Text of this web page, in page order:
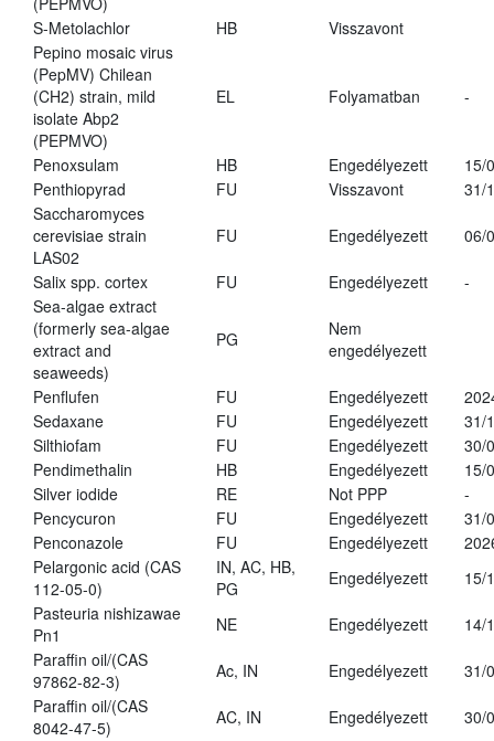
S-Metolachlor HB
Visszavont
Pepino mosaic virus
(PepMV) Chilean
(CH2) strain, mild
isolate Abp2
(PEPMVO)
EL Folyamatban -
Penoxsulam HB Engedélyezett
15/
Penthiopyrad
FU Visszavont
31/
Saccharomyces
cerevisiae strain
LAS02
FU Engedélyezett 06/
Salix spp. cortex FU Engedélyezett
-
Sea-algae extract
(formerly sea-algae
extract and
seaweeds)
PG
Nem
engedélyezett
Penflufen FU Engedélyezett
Sedaxane
FU Engedélyezett
31/
Silthiofam
FU Engedélyezett
30/
Pendimethalin
HB Engedélyezett
15/
Silver iodide
RE Not PPP
-
Pencycuron
FU Engedélyezett
31/
Penconazole
FU Engedélyezett
Pelargonic acid (CAS
112-05-0)
IN, AC, HB,
PG
Engedélyezett
15/
Pasteuria nishizawae
Pn1
NE Engedélyezett
14/
Paraffin oil/(CAS
97862-82-3)
Ac, IN Engedélyezett
31/
Paraffin oil/(CAS
8042-47-5)
AC, IN Engedélyezett 30/